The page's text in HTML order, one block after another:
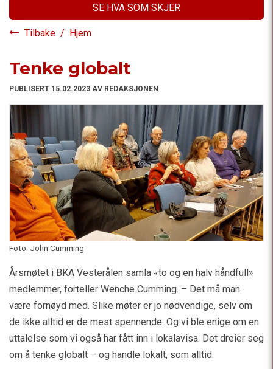
SE HVA SOM SKJER
Tilbake / Hjem
Tenke globalt
PUBLISERT 15.02.2023 AV REDAKSJONEN
Foto: John Cumming
Årsmøtet i BKA Vesterålen samla «to og en halv håndfull»
medlemmer, forteller Wenche Cumming. – Det må man
være fornøyd med. Slike møter er jo nødvendige, selv om
de ikke alltid er de mest spennende. Og vi ble enige om en
uttalelse som vi også har fått inn i lokalavisa. Det dreier seg
om å tenke globalt – og handle lokalt, som alltid.